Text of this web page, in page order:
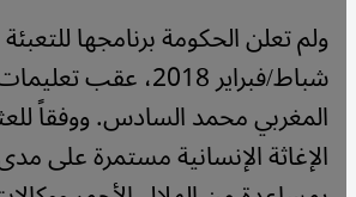
شباط/فبراير 2018،
المغربي محمد السادس. ووفقاً
الإغاثة الإنسانية مستمرة على